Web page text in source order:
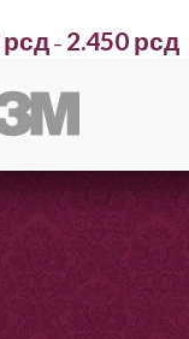
рсд – 2.450 рсд